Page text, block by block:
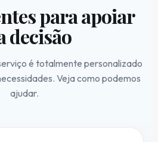
para apoiar
decisão
é totalmente personalizado
Veja como podemos
ajudar.